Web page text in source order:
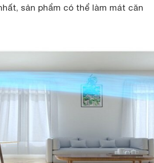
sản phẩm có thể làm mát căn